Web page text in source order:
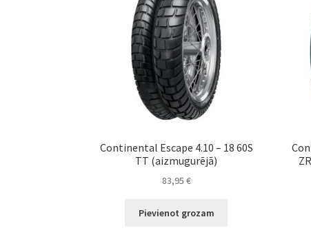
Continental Escape 4.10 – 18 60S
TT (aizmugurējā)
83,95 €
Pievienot grozam